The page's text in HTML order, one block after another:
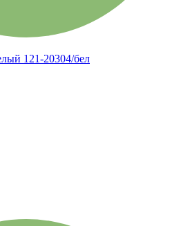
121-20304/бел